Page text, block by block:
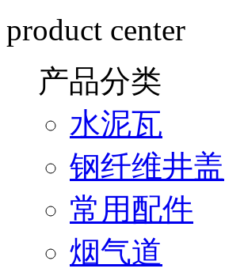
product center
产品分类
水泥瓦
钢纤维井盖
常用配件
烟气道